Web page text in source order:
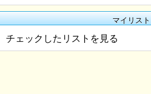
マイリスト
チェックしたリストを見る